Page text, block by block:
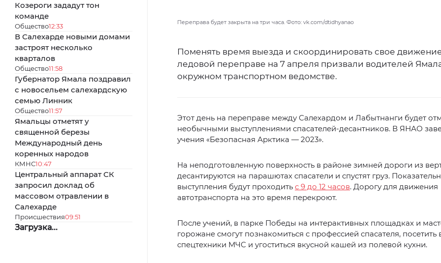
Козероги зададут тон
команде
Общество12:33
В Салехарде новыми домами
застроят несколько
кварталов
Общество11:58
Губернатор Ямала поздравил
с новосельем салехардскую
семью Линник
Общество11:57
Ямальцы отметят у
священной березы
Международный день
коренных народов
КМНС10:47
Центральный аппарат СК
запросил доклад об
массовом отравлении в
Салехарде
Происшествия09:51
Загрузка...
Переправа будет закрыта на три часа. Фото: vk.com/dtidhyanao
Поменять время выезда и скоординировать свое
ледовой переправе на 7 апреля призвали водителей
окружном транспортном ведомстве.
Этот день на переправе между Салехардом и Лабытнанги будет
необычными выступлениями спасателей-десантников. В ЯНАО
учения «Безопасная Арктика — 2023».
На неподготовленную поверхность в районе зимней дороги из
десантируются на парашютах спасатели и спустят груз.
выступления будут проходить с 9 до 12 часов. Дорогу для движения
автотранспорта на это время перекроют.
После учений, в парке Победы на интерактивных площадках и
горожане смогут познакомиться с профессией спасателя, посетить
спецтехники МЧС и угоститься вкусной кашей из полевой кухни.